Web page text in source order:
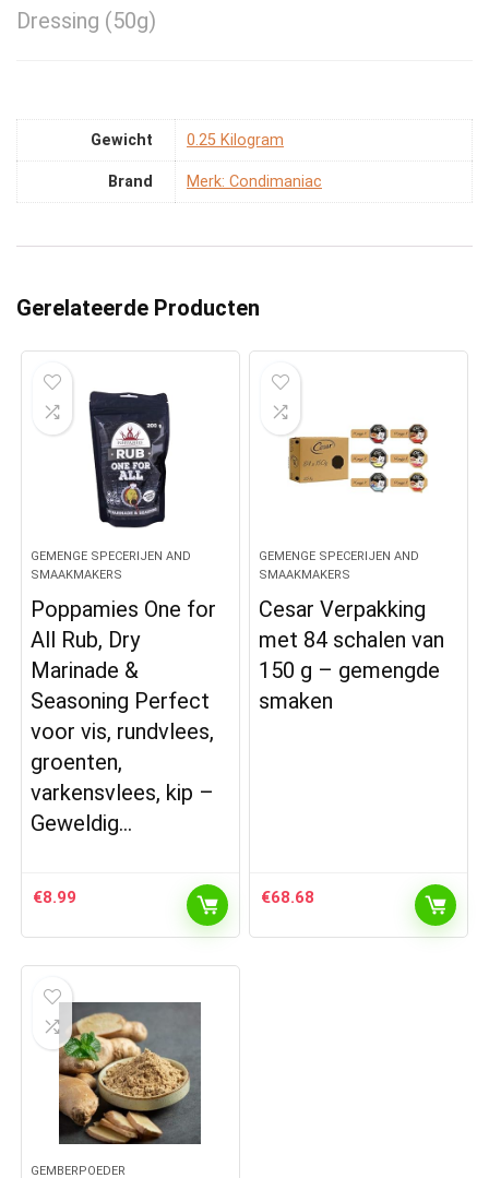
Dressing (50g)
Gewicht ‎0.25 Kilogram
Brand Merk: Condimaniac
Gerelateerde Producten
GEMENGE SPECERIJEN AND
SMAAKMAKERS
Poppamies One for
All Rub, Dry
Marinade &
Seasoning Perfect
voor vis, rundvlees,
groenten,
varkensvlees, kip –
Geweldig…
€8.99
GEMENGE SPECERIJEN AND
SMAAKMAKERS
Cesar Verpakking
met 84 schalen van
150 g – gemengde
smaken
€68.68
GEMBERPOEDER